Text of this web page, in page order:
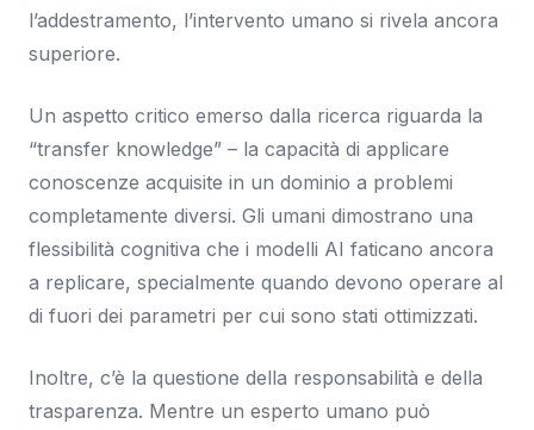
l’addestramento, l’intervento umano si rivela ancora
superiore.
Un aspetto critico emerso dalla ricerca riguarda la
“transfer knowledge” – la capacità di applicare
conoscenze acquisite in un dominio a problemi
completamente diversi. Gli umani dimostrano una
flessibilità cognitiva che i modelli AI faticano ancora
a replicare, specialmente quando devono operare al
di fuori dei parametri per cui sono stati ottimizzati.
Inoltre, c’è la questione della responsabilità e della
trasparenza. Mentre un esperto umano può